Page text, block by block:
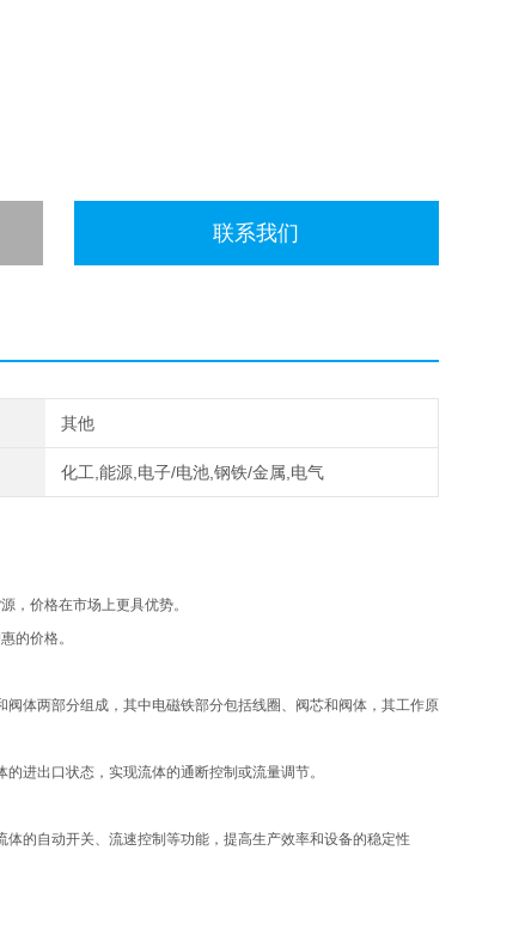
联系我们
其他
化工,能源,电子/电池,钢铁/金属,电气
，价格在市场上更具优势。
的价格。
体两部分组成，其中电磁铁部分包括线圈、阀芯和阀体，其工作原
进出口状态，实现流体的通断控制或流量调节。
的自动开关、流速控制等功能，提高生产效率和设备的稳定性